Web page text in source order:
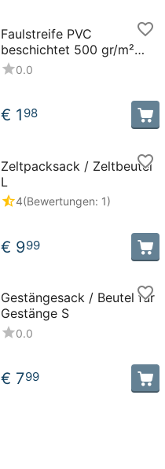
Faulstreife PVC
beschichtet 500 gr/m²
beige, 25 cm
0.0
€ 1 98
Zeltpacksack / Zeltbeutel
L
4(Bewertungen: 1)
€ 999
Gestängesack / Beutel für
Gestänge S
0.0
€ 799